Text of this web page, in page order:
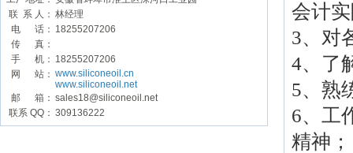
联 系 人： 林经理
电 话： 18255207206
传 真：
手 机： 18255207206
网 站： www.siliconeoil.cn
www.siliconeoil.net
邮 箱： sales18@siliconeoil.net
联系 QQ： 309136222
会计
3、对
4、了
5、熟
6、工
精神；